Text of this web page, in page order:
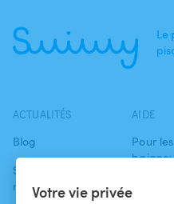
Votre vie privée
Le
ACTUALITÉS
Blog
Swimmy dans les
médias
AIDE
Pour les